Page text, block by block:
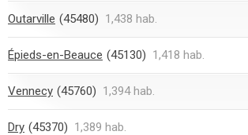
Outarville (45480) 1,438 hab.
Épieds-en-Beauce (45130) 1,418 hab.
Vennecy (45760) 1,394 hab.
Dry (45370) 1,389 hab.